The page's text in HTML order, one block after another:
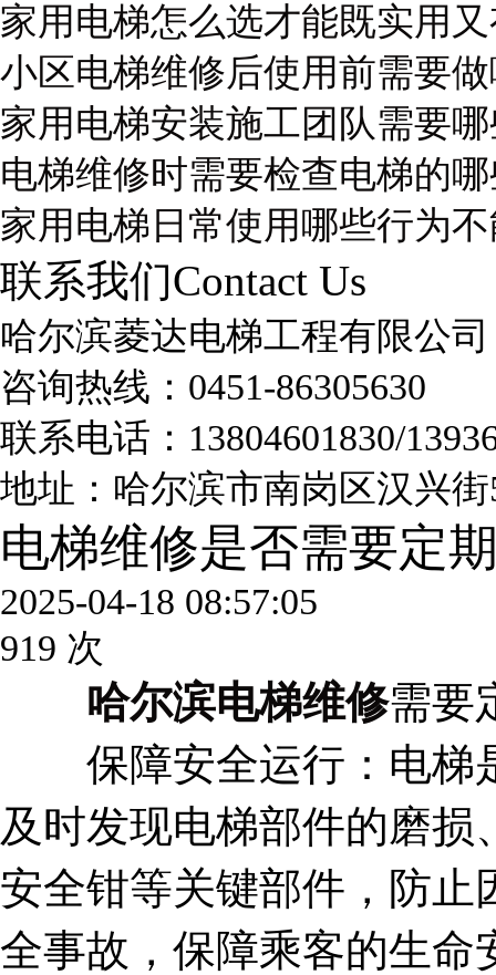
家用电梯怎么选才能既实用
小区电梯维修后使用前需要
家用电梯安装施工团队需要
电梯维修时需要检查电梯的
家用电梯日常使用哪些行为
联系我们Contact Us
哈尔滨菱达电梯工程有限公司
咨询热线：0451-86305630
联系电话：13804601830/
地址：哈尔滨市南岗区汉兴街
电梯维修是否需要定
2025-04-18 08:57:05
919 次
哈尔滨电梯维修需要
保障安全运行：电梯
及时发现电梯部件的磨
安全钳等关键部件，防止
全事故，保障乘客的生命